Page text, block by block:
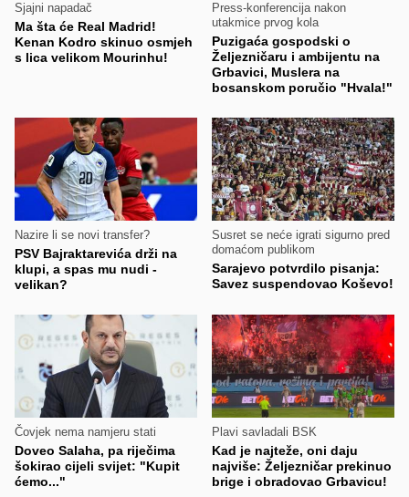
Sjajni napadač
Ma šta će Real Madrid!
Kenan Kodro skinuo osmjeh
s lica velikom Mourinhu!
Press-konferencija nakon
utakmice prvog kola
Puzigaća gospodski o
Željezničaru i ambijentu na
Grbavici, Muslera na
bosanskom poručio "Hvala!"
Nazire li se novi transfer?
PSV Bajraktarevića drži na
klupi, a spas mu nudi -
velikan?
Susret se neće igrati sigurno pred
domaćom publikom
Sarajevo potvrdilo pisanja:
Savez suspendovao Koševo!
Čovjek nema namjeru stati
Doveo Salaha, pa riječima
šokirao cijeli svijet: "Kupit
ćemo..."
Plavi savladali BSK
Kad je najteže, oni daju
najviše: Željezničar prekinuo
brige i obradovao Grbavicu!